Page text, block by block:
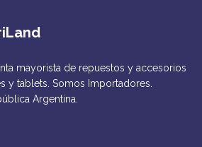
mayorista de repuestos y accesorios
y tablets. Somos Importadores.
Argentina.